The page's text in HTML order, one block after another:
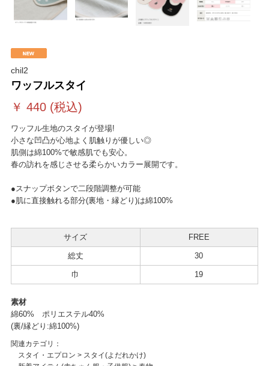
chil2
ワッフルスタイ
￥ 440(税込)
ワッフル生地のスタイが登場!
小さな凹凸が心地よく肌触りが優しい◎
肌側は綿100%で敏感肌でも安心。
春の訪れを感じさせる柔らかいカラー展開です。
●スナップボタンで二段階調整が可能
●肌に直接触れる部分(裏地・縁どり)は綿100%
サイズ FREE
総丈 30
巾 19
素材
綿60% ポリエステル40%
(裏/縁どり:綿100%)
関連カテゴリ：
スタイ・エプロン > スタイ(よだれかけ)